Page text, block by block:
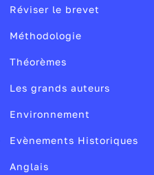
Réviser le brevet
Méthodologie
Théorèmes
Les grands auteurs
Environnement
Evènements Historiques
Anglais